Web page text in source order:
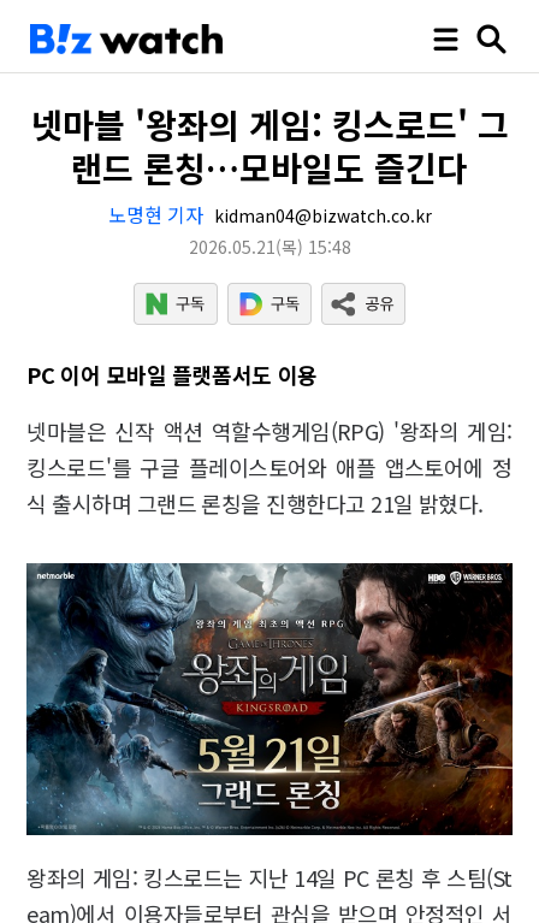
넷마블 '왕좌의 게임: 킹스로드' 그
랜드 론칭…모바일도 즐긴다
노명현 기자 kidman04@bizwatch.co.kr
2026.05.21(목) 15:48
PC 이어 모바일 플랫폼서도 이용
넷마블은 신작 액션 역할수행게임(RPG) '왕좌의 게임:
킹스로드'를 구글 플레이스토어와 애플 앱스토어에 정
식 출시하며 그랜드 론칭을 진행한다고 21일 밝혔다.
왕좌의 게임: 킹스로드는 지난 14일 PC 론칭 후 스팀(St
eam)에서 이용자들로부터 관심을 받으며 안정적인 서